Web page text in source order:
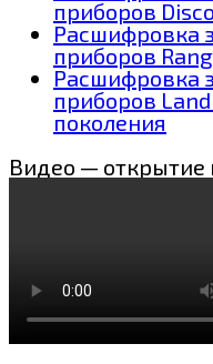
приборов
Расшифровка
приборов
Расшифровка
приборов
поколения
Видео — открытие